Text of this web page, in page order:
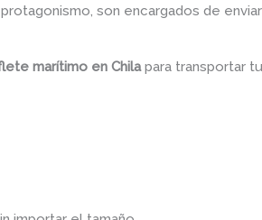
son encargados de
marítimo en Chilapara transportar